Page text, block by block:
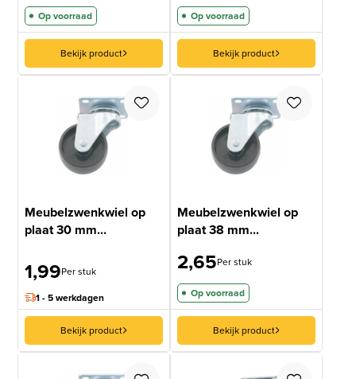
Op voorraad
Bekijk product
Op voorraad
Bekijk product
Meubelzwenkwiel op
plaat 30 mm...
1,99Per stuk
1 - 5 werkdagen
Bekijk product
Meubelzwenkwiel op
plaat 38 mm...
2,65Per stuk
Op voorraad
Bekijk product